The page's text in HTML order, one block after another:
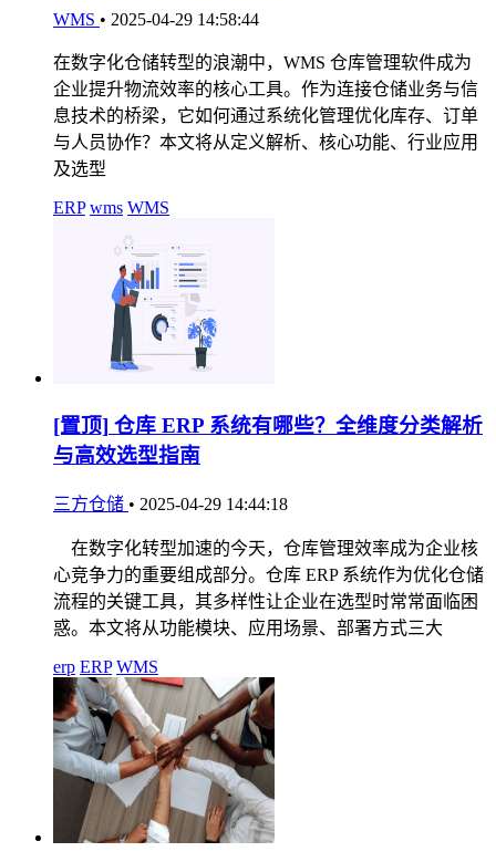
WMS • 2025-04-29 14:58:44
在数字化仓储转型的浪潮中，WMS 仓库管理软件成为
企业提升物流效率的核心工具。作为连接仓储业务与信
息技术的桥梁，它如何通过系统化管理优化库存、订单
与人员协作？本文将从定义解析、核心功能、行业应用
及选型
ERP wms WMS
[置顶] 仓库 ERP 系统有哪些？全维度分类解析
与高效选型指南
三方仓储 • 2025-04-29 14:44:18
在数字化转型加速的今天，仓库管理效率成为企业核
心竞争力的重要组成部分。仓库 ERP 系统作为优化仓储
流程的关键工具，其多样性让企业在选型时常常面临困
惑。本文将从功能模块、应用场景、部署方式三大
erp ERP WMS